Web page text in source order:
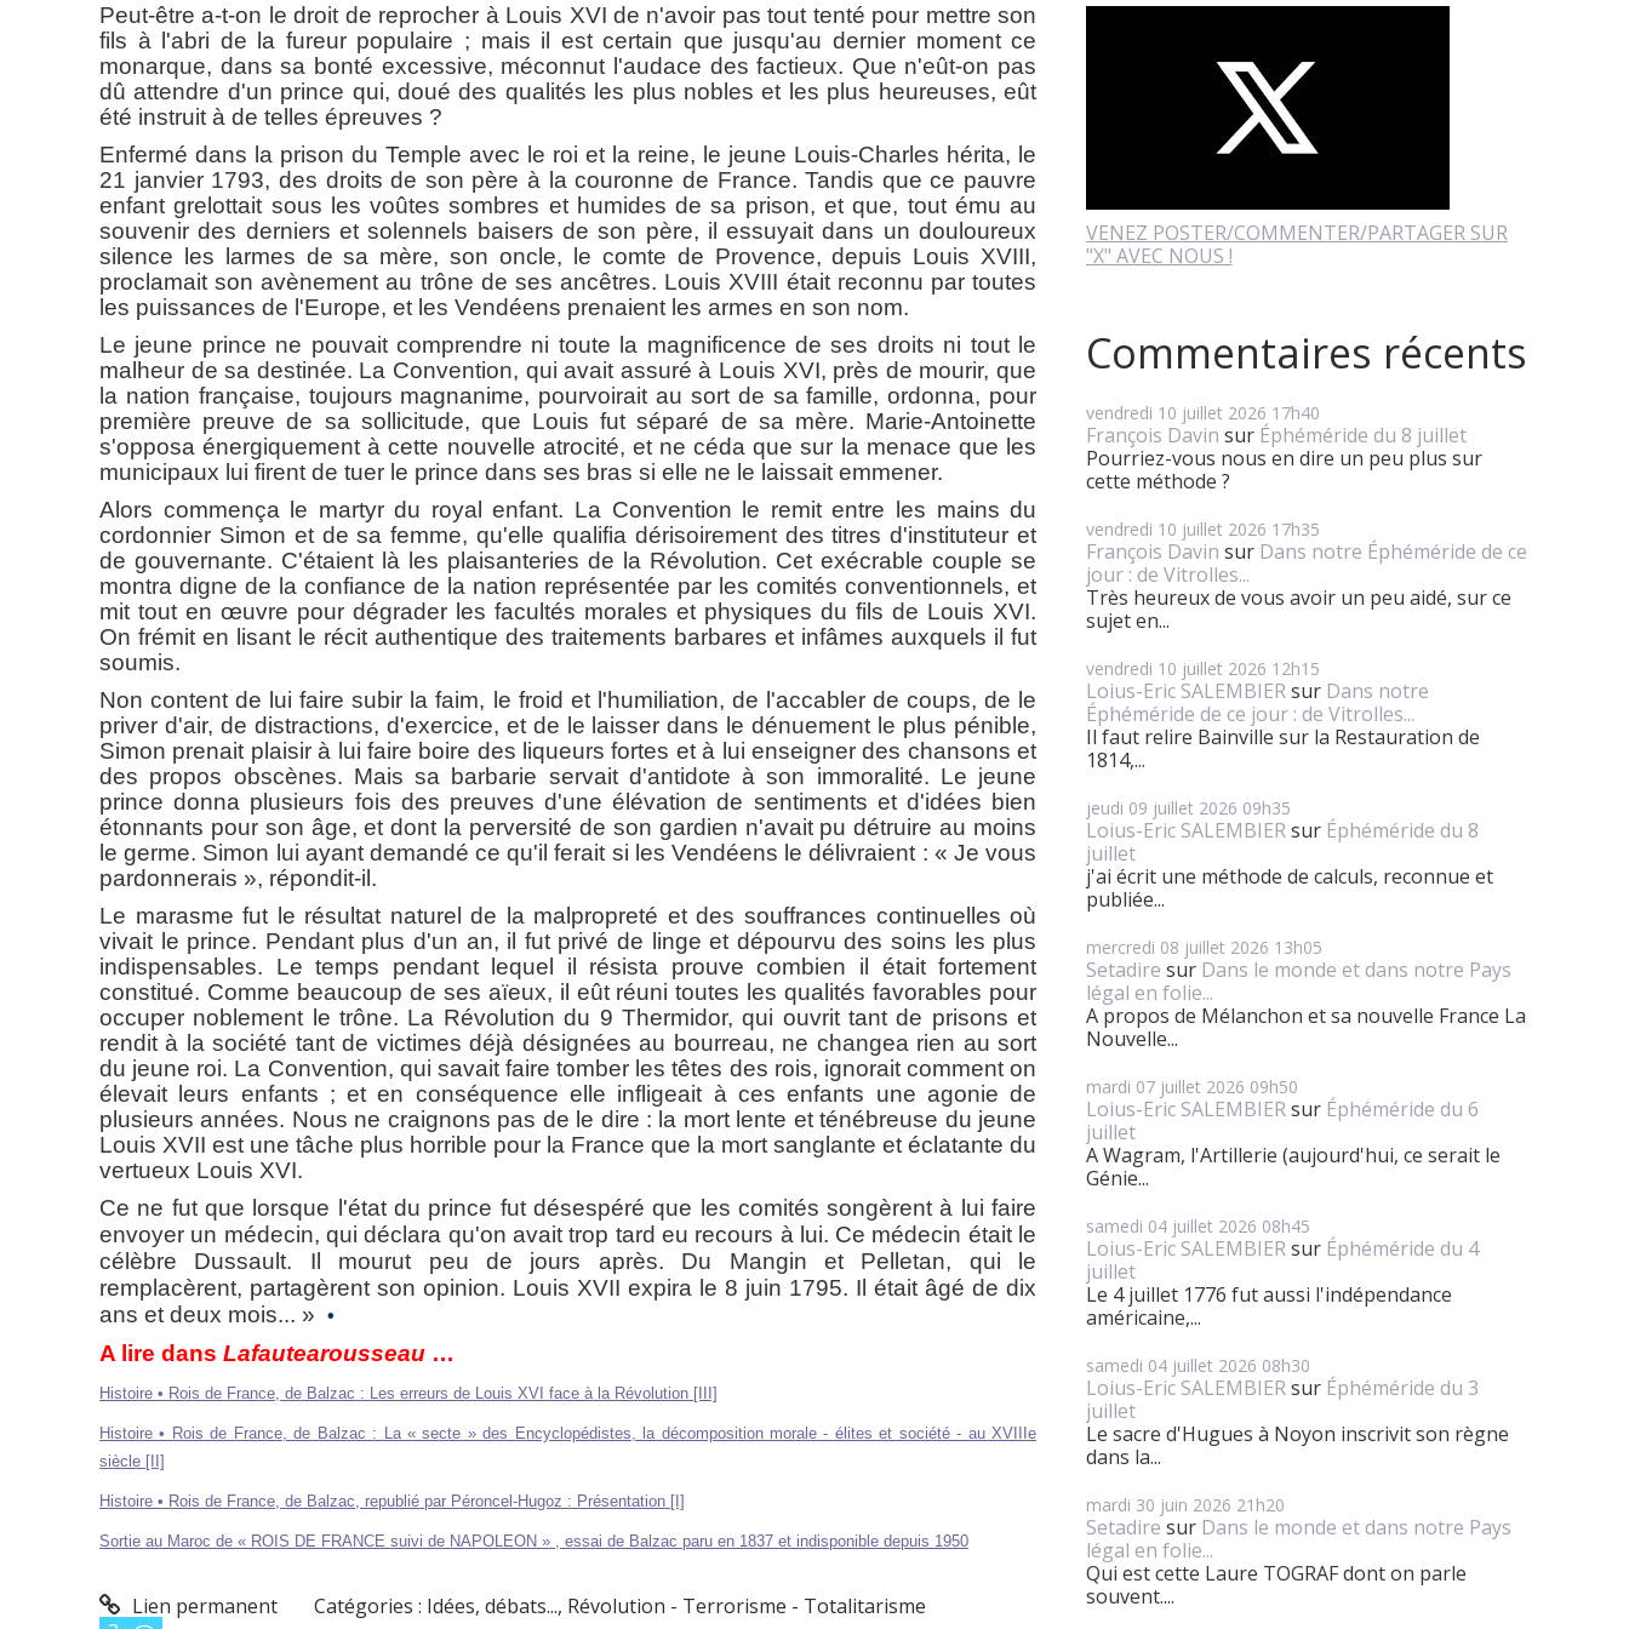
Peut-être a-t-on le droit de reprocher à Louis XVI de n'avoir pas tout tenté pour mettre son
fils à l'abri de la fureur populaire ; mais il est certain que jusqu'au dernier moment ce
monarque, dans sa bonté excessive, méconnut l'audace des factieux. Que n'eût-on pas
dû attendre d'un prince qui, doué des qualités les plus nobles et les plus heureuses, eût
été instruit à de telles épreuves ?
Enfermé dans la prison du Temple avec le roi et la reine, le jeune Louis-Charles hérita, le
21 janvier 1793, des droits de son père à la couronne de France. Tandis que ce pauvre
enfant grelottait sous les voûtes sombres et humides de sa prison, et que, tout ému au
souvenir des derniers et solennels baisers de son père, il essuyait dans un douloureux
silence les larmes de sa mère, son oncle, le comte de Provence, depuis Louis XVIII,
proclamait son avènement au trône de ses ancêtres. Louis XVIII était reconnu par toutes
les puissances de l'Europe, et les Vendéens prenaient les armes en son nom.
Le jeune prince ne pouvait comprendre ni toute la magnificence de ses droits ni tout le
malheur de sa destinée. La Convention, qui avait assuré à Louis XVI, près de mourir, que
la nation française, toujours magnanime, pourvoirait au sort de sa famille, ordonna, pour
première preuve de sa sollicitude, que Louis fut séparé de sa mère. Marie-Antoinette
s'opposa énergiquement à cette nouvelle atrocité, et ne céda que sur la menace que les
municipaux lui firent de tuer le prince dans ses bras si elle ne le laissait emmener.
Alors commença le martyr du royal enfant. La Convention le remit entre les mains du
cordonnier Simon et de sa femme, qu'elle qualifia dérisoirement des titres d'instituteur et
de gouvernante. C'étaient là les plaisanteries de la Révolution. Cet exécrable couple se
montra digne de la confiance de la nation représentée par les comités conventionnels, et
mit tout en œuvre pour dégrader les facultés morales et physiques du fils de Louis XVI.
On frémit en lisant le récit authentique des traitements barbares et infâmes auxquels il fut
soumis.
Non content de lui faire subir la faim, le froid et l'humiliation, de l'accabler de coups, de le
priver d'air, de distractions, d'exercice, et de le laisser dans le dénuement le plus pénible,
Simon prenait plaisir à lui faire boire des liqueurs fortes et à lui enseigner des chansons et
des propos obscènes. Mais sa barbarie servait d'antidote à son immoralité. Le jeune
prince donna plusieurs fois des preuves d'une élévation de sentiments et d'idées bien
étonnants pour son âge, et dont la perversité de son gardien n'avait pu détruire au moins
le germe. Simon lui ayant demandé ce qu'il ferait si les Vendéens le délivraient : « Je vous
pardonnerais », répondit-il.
Le marasme fut le résultat naturel de la malpropreté et des souffrances continuelles où
vivait le prince. Pendant plus d'un an, il fut privé de linge et dépourvu des soins les plus
indispensables. Le temps pendant lequel il résista prouve combien il était fortement
constitué. Comme beaucoup de ses aïeux, il eût réuni toutes les qualités favorables pour
occuper noblement le trône. La Révolution du 9 Thermidor, qui ouvrit tant de prisons et
rendit à la société tant de victimes déjà désignées au bourreau, ne changea rien au sort
du jeune roi. La Convention, qui savait faire tomber les têtes des rois, ignorait comment on
élevait leurs enfants ; et en conséquence elle infligeait à ces enfants une agonie de
plusieurs années. Nous ne craignons pas de le dire : la mort lente et ténébreuse du jeune
Louis XVII est une tâche plus horrible pour la France que la mort sanglante et éclatante du
vertueux Louis XVI.
Ce ne fut que lorsque l'état du prince fut désespéré que les comités songèrent à lui faire
envoyer un médecin, qui déclara qu'on avait trop tard eu recours à lui. Ce médecin était le
célèbre Dussault. Il mourut peu de jours après. Du Mangin et Pelletan, qui le
remplacèrent, partagèrent son opinion. Louis XVII expira le 8 juin 1795. Il était âgé de dix
ans et deux mois... »
•
A lire dans Lafautearousseau …
Histoire • Rois de France, de Balzac : Les erreurs de Louis XVI face à la Révolution [III]
Histoire • Rois de France, de Balzac : La « secte » des Encyclopédistes, la décomposition morale - élites et société - au XVIIIe
siècle [II]
Histoire • Rois de France, de Balzac, republié par Péroncel-Hugoz : Présentation [I]
Sortie au Maroc de « ROIS DE FRANCE suivi de NAPOLEON » , essai de Balzac paru en 1837 et indisponible depuis 1950
Lien permanent Catégories : Idées, débats..., Révolution - Terrorisme - Totalitarisme
VENEZ POSTER/COMMENTER/PARTAGER SUR
"X" AVEC NOUS !
Commentaires récents
vendredi 10 juillet 2026 17h40
François Davin sur Éphéméride du 8 juillet
Pourriez-vous nous en dire un peu plus sur
cette méthode ?
vendredi 10 juillet 2026 17h35
François Davin sur Dans notre Éphéméride de ce
jour : de Vitrolles...
Très heureux de vous avoir un peu aidé, sur ce
sujet en...
vendredi 10 juillet 2026 12h15
Loius-Eric SALEMBIERsur Dans notre
Éphéméride de ce jour : de Vitrolles...
Il faut relire Bainville sur la Restauration de
1814,...
jeudi 09 juillet 2026 09h35
Loius-Eric SALEMBIERsur Éphéméride du 8
juillet
j'ai écrit une méthode de calculs, reconnue et
publiée...
mercredi 08 juillet 2026 13h05
Setadire sur Dans le monde et dans notre Pays
légal en folie...
A propos de Mélanchon et sa nouvelle France La
Nouvelle...
mardi 07 juillet 2026 09h50
Loius-Eric SALEMBIERsur Éphéméride du 6
juillet
A Wagram, l'Artillerie (aujourd'hui, ce serait le
Génie...
samedi 04 juillet 2026 08h45
Loius-Eric SALEMBIERsur Éphéméride du 4
juillet
Le 4 juillet 1776 fut aussi l'indépendance
américaine,...
samedi 04 juillet 2026 08h30
Loius-Eric SALEMBIERsur Éphéméride du 3
juillet
Le sacre d'Hugues à Noyon inscrivit son règne
dans la...
mardi 30 juin 2026 21h20
Setadire sur Dans le monde et dans notre Pays
légal en folie...
Qui est cette Laure TOGRAF dont on parle
souvent....